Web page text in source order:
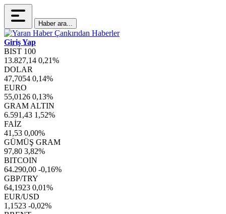
Haber ara...
Giriş Yap
BIST 100
13.827,14 0,21%
DOLAR
47,7054 0,14%
EURO
55,0126 0,13%
GRAM ALTIN
6.591,43 1,52%
FAİZ
41,53 0,00%
GÜMÜŞ GRAM
97,80 3,82%
BITCOIN
64.290,00 -0,16%
GBP/TRY
64,1923 0,01%
EUR/USD
1,1523 -0,02%